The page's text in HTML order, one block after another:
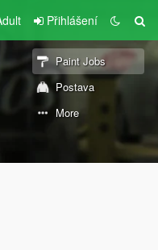
Přihlášení
Paint Jobs
Postava
More